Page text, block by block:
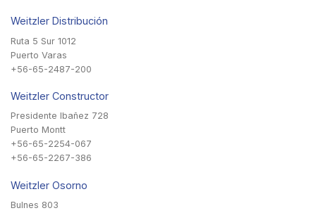
Weitzler Distribución
Ruta 5 Sur 1012
Puerto Varas
+56-65-2487-200
Weitzler Constructor
Presidente Ibañez 728
Puerto Montt
+56-65-2254-067
+56-65-2267-386
Weitzler Osorno
Bulnes 803